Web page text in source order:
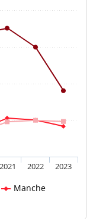
Manche
2021 2022 2023